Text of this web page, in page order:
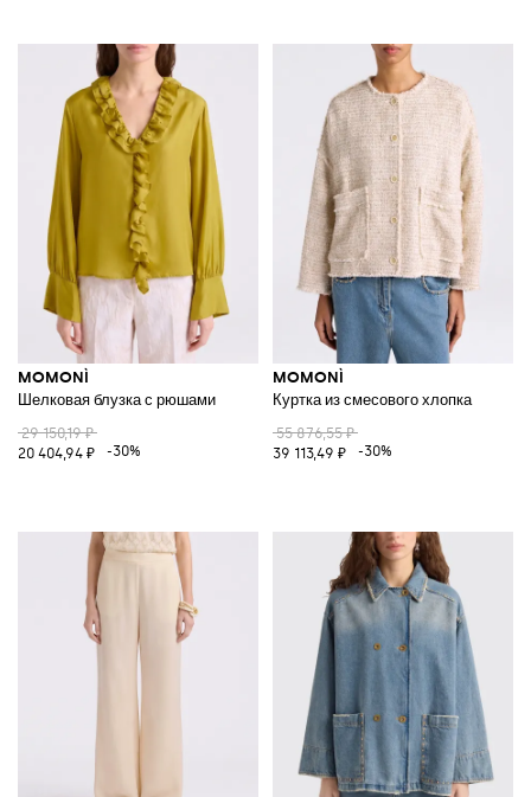
MOMONÌ
Шелковая блузка с рюшами
29 150,19 ₽
20 404,94 ₽
-30%
MOMONÌ
Куртка из смесового хлопка
55 876,55 ₽
39 113,49 ₽
-30%